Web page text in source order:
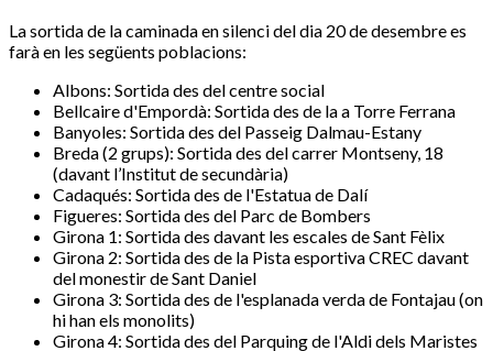
La sortida de la caminada en silenci del dia 20 de desembre es
farà en les següents poblacions:
Albons: Sortida des del centre social
Bellcaire d'Empordà: Sortida des de la a Torre Ferrana
Banyoles: Sortida des del Passeig Dalmau-Estany
Breda (2 grups): Sortida des del carrer Montseny, 18
(davant l’Institut de secundària)
Cadaqués: Sortida des de l'Estatua de Dalí
Figueres: Sortida des del Parc de Bombers
Girona 1: Sortida des davant les escales de Sant Fèlix
Girona 2: Sortida des de la Pista esportiva CREC davant
del monestir de Sant Daniel
Girona 3: Sortida des de l'esplanada verda de Fontajau (on
hi han els monolits)
Girona 4: Sortida des del Parquing de l'Aldi dels Maristes